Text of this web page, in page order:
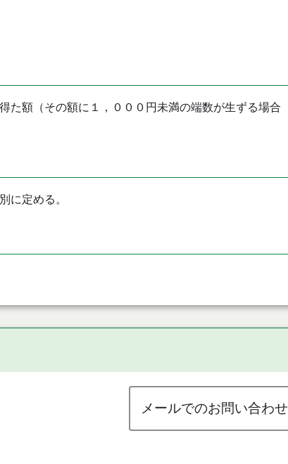
額（その額に１，０００円未満の端数が生ずる場合
に定める。
メールでのお問い合わせ